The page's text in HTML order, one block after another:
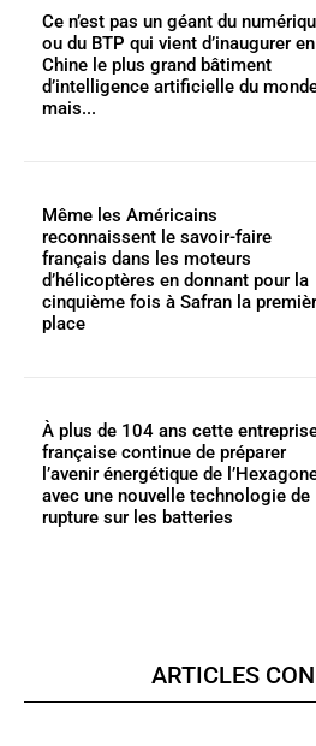
Ce n’est pas un géant du
ou du BTP qui vient d’inaugurer en
Chine le plus grand bâtiment
d’intelligence artificielle du
mais...
Même les Américains
reconnaissent le savoir-faire
français dans les moteurs
d’hélicoptères en donnant pour la
cinquième fois à Safran la
place
À plus de 104 ans cette
française continue de préparer
l’avenir énergétique de
avec une nouvelle technologie de
rupture sur les batteries
ARTICLES